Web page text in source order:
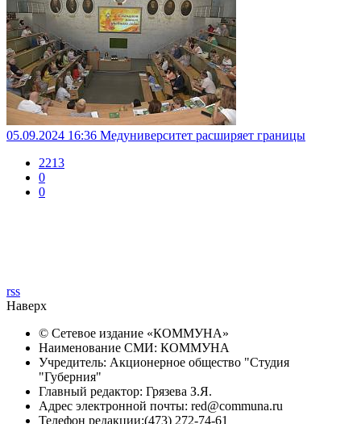
05.09.2024 16:36 Медуниверситет расширяет границы
2213
0
0
rss
Наверх
© Сетевое издание «КОММУНА»
Наименование СМИ: КОММУНА
Учредитель: Акционерное общество "Студия
"Губерния"
Главный редактор: Грязева З.Я.
Адрес электронной почты: red@communa.ru
Телефон редакции:(473) 272-74-61